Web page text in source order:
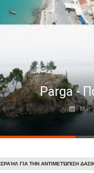
Parga -
Mar
ΓΙΑ ΤΗΝ ΑΝΤΙΜΕΤΏΠΙΣΗ